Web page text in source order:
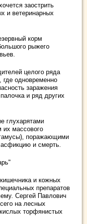
заострить
и ветеринарных
корм
рыжего
целого ряда
где одновременно
заражения
и ряд других
глухарятами
их массового
поражающими
и смерть.
и кожных
препаратов
Сергей Павлович
на лесных
торфянистых